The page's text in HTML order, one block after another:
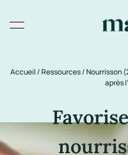
Accueil/Ressources/Nourrisson
après